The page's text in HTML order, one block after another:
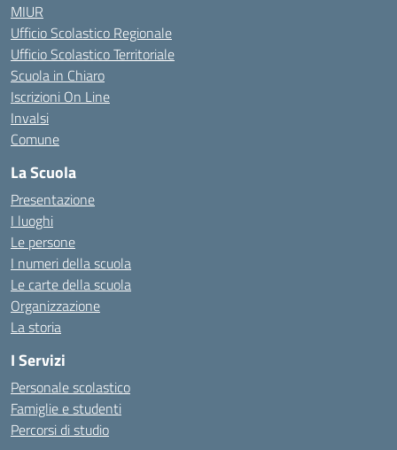
MIUR
Ufficio Scolastico Regionale
Ufficio Scolastico Territoriale
Scuola in Chiaro
Iscrizioni On Line
Invalsi
Comune
La Scuola
Presentazione
I luoghi
Le persone
I numeri della scuola
Le carte della scuola
Organizzazione
La storia
I Servizi
Personale scolastico
Famiglie e studenti
Percorsi di studio